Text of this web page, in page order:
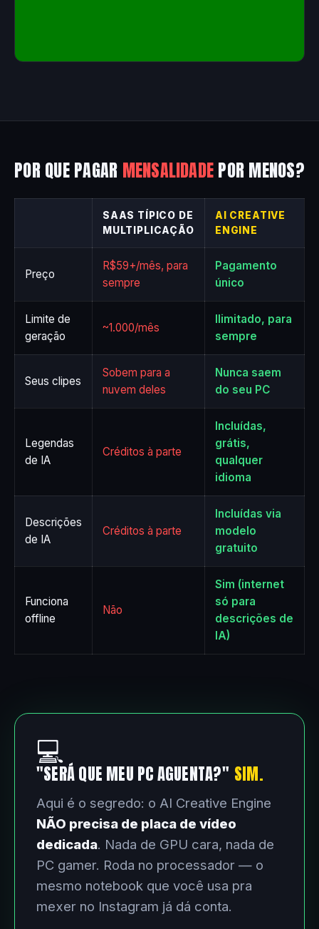
POR QUE PAGAR MENSALIDADEPOR MENOS?
SAAS TÍPICO DE
MULTIPLICAÇÃO
AI CREATIVE
ENGINE
Preço
R$59+/mês, para
sempre
Pagamento
único
Limite de
geração
~1.000/mês
Ilimitado, para
sempre
Seus clipes
Sobem para a
nuvem deles
Nunca saem
do seu PC
Legendas
de IA
Créditos à parte
Incluídas,
grátis,
qualquer
idioma
Descrições
de IA
Créditos à parte
Incluídas via
modelo
gratuito
Funciona
offline
Não
Sim (internet
só para
descrições de
IA)
💻
"SERÁ QUE MEU PC AGUENTA?" SIM.
Aqui é o segredo: o AI Creative Engine
NÃO precisa de placa de vídeo
dedicada. Nada de GPU cara, nada de
PC gamer. Roda no processador — o
mesmo notebook que você usa pra
mexer no Instagram já dá conta.